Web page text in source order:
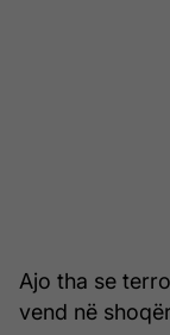
Ajo tha se
vend në